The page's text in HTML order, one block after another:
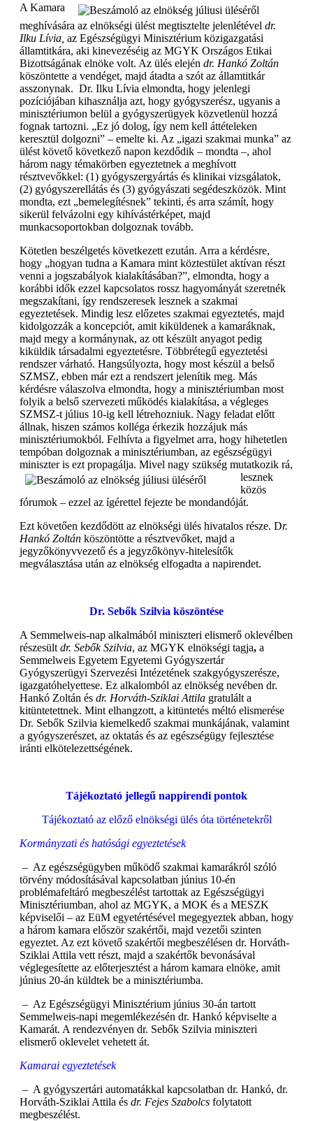
A Kamara
meghívására az elnökségi ülést megtisztelte jelenlétével dr.
Ilku Lívia, az Egészségügyi Minisztérium közigazgatási
államtitkára, aki kinevezéséig az MGYK Országos Etikai
Bizottságának elnöke volt. Az ülés elején dr. Hankó Zoltán
köszöntette a vendéget, majd átadta a szót az államtitkár
asszonynak. Dr. Ilku Lívia elmondta, hogy jelenlegi
pozíciójában kihasználja azt, hogy gyógyszerész, ugyanis a
minisztériumon belül a gyógyszerügyek közvetlenül hozzá
fognak tartozni. „Ez jó dolog, így nem kell áttételeken
keresztül dolgozni” – emelte ki. Az „igazi szakmai munka” az
ülést követő következő napon kezdődik – mondta –, ahol
három nagy témakörben egyeztetnek a meghívott
résztvevőkkel: (1) gyógyszergyártás és klinikai vizsgálatok,
(2) gyógyszerellátás és (3) gyógyászati segédeszközök. Mint
mondta, ezt „bemelegítésnek” tekinti, és arra számít, hogy
sikerül felvázolni egy kihívástérképet, majd
munkacsoportokban dolgoznak tovább.
Kötetlen beszélgetés következett ezután. Arra a kérdésre,
hogy „hogyan tudna a Kamara mint köztestület aktívan részt
venni a jogszabályok kialakításában?”, elmondta, hogy a
korábbi idők ezzel kapcsolatos rossz hagyományát szeretnék
megszakítani, így rendszeresek lesznek a szakmai
egyeztetések. Mindig lesz előzetes szakmai egyeztetés, majd
kidolgozzák a koncepciót, amit kiküldenek a kamaráknak,
majd megy a kormánynak, az ott készült anyagot pedig
kiküldik társadalmi egyeztetésre. Többrétegű egyeztetési
rendszer várható. Hangsúlyozta, hogy most készül a belső
SZMSZ, ebben már ezt a rendszert jelenítik meg. Más
kérdésre válaszolva elmondta, hogy a minisztériumban most
folyik a belső szervezeti működés kialakítása, a végleges
SZMSZ-t július 10-ig kell létrehozniuk. Nagy feladat előtt
állnak, hiszen számos kolléga érkezik hozzájuk más
minisztériumokból. Felhívta a figyelmet arra, hogy hihetetlen
tempóban dolgoznak a minisztériumban, az egészségügyi
miniszter is ezt propagálja. Mivel nagy szükség mutatkozik rá,
lesznek
közös
fórumok – ezzel az ígérettel fejezte be mondandóját.
Ezt követően kezdődött az elnökségi ülés hivatalos része. Dr.
Hankó Zoltán köszöntötte a résztvevőket, majd a
jegyzőkönyvvezető és a jegyzőkönyv-hitelesítők
megválasztása után az elnökség elfogadta a napirendet.
Dr. Sebők Szilvia köszöntése
A Semmelweis-nap alkalmából miniszteri elismerő oklevélben
részesült dr. Sebők Szilvia, az MGYK elnökségi tagja, a
Semmelweis Egyetem Egyetemi Gyógyszertár
Gyógyszerügyi Szervezési Intézetének szakgyógyszerésze,
igazgatóhelyettese. Ez alkalomból az elnökség nevében dr.
Hankó Zoltán és dr. Horváth-Sziklai Attila gratulált a
kitüntetettnek. Mint elhangzott, a kitüntetés méltó elismerése
Dr. Sebők Szilvia kiemelkedő szakmai munkájának, valamint
a gyógyszerészet, az oktatás és az egészségügy fejlesztése
iránti elkötelezettségének.
Tájékoztató jellegű nappirendi pontok
Tájékoztató az előző elnökségi ülés óta történetekről
Kormányzati és hatósági egyeztetések
– Az egészségügyben működő szakmai kamarákról szóló
törvény módosításával kapcsolatban június 10-én
problémafeltáró megbeszélést tartottak az Egészségügyi
Minisztériumban, ahol az MGYK, a MOK és a MESZK
képviselői – az EüM egyetértésével megegyeztek abban, hogy
a három kamara először szakértői, majd vezetői szinten
egyeztet. Az ezt követő szakértői megbeszélésen dr. Horváth-
Sziklai Attila vett részt, majd a szakértők bevonásával
véglegesítette az előterjesztést a három kamara elnöke, amit
június 20-án küldtek be a minisztériumba.
– Az Egészségügyi Minisztérium június 30-án tartott
Semmelweis-napi megemlékezésén dr. Hankó képviselte a
Kamarát. A rendezvényen dr. Sebők Szilvia miniszteri
elismerő oklevelet vehetett át.
Kamarai egyeztetések
– A gyógyszertári automatákkal kapcsolatban dr. Hankó, dr.
Horváth-Sziklai Attila és dr. Fejes Szabolcs folytatott
megbeszélést.